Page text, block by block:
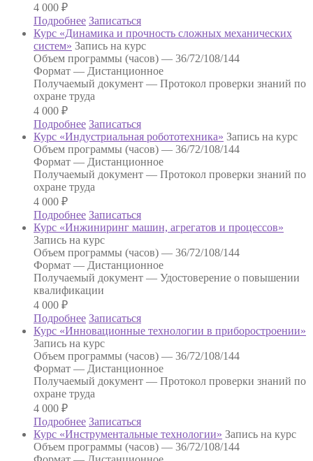
4 000 ₽
Подробнее Записаться
Курс «Динамика и прочность сложных механических
систем» Запись на курс
Объем программы (часов) — 36/72/108/144
Формат — Дистанционное
Получаемый документ — Протокол проверки знаний по
охране труда
4 000 ₽
Подробнее Записаться
Курс «Индустриальная робототехника» Запись на курс
Объем программы (часов) — 36/72/108/144
Формат — Дистанционное
Получаемый документ — Протокол проверки знаний по
охране труда
4 000 ₽
Подробнее Записаться
Курс «Инжиниринг машин, агрегатов и процессов»
Запись на курс
Объем программы (часов) — 36/72/108/144
Формат — Дистанционное
Получаемый документ — Удостоверение о повышении
квалификации
4 000 ₽
Подробнее Записаться
Курс «Инновационные технологии в приборостроении»
Запись на курс
Объем программы (часов) — 36/72/108/144
Формат — Дистанционное
Получаемый документ — Протокол проверки знаний по
охране труда
4 000 ₽
Подробнее Записаться
Курс «Инструментальные технологии» Запись на курс
Объем программы (часов) — 36/72/108/144